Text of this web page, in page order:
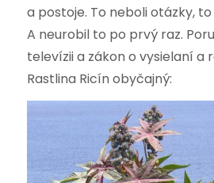
a postoje. To neboli otázky,
A neurobil to po prvý raz.
televízii a zákon o vysielaní a
Rastlina Ricín obyčajný: